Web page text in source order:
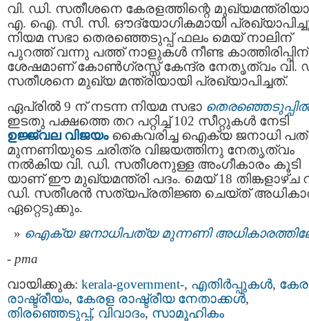
വി. ഡി. സതീശനെ കേരളത്തിന്റെ
എ. ഐ. സി. സി. ഔദ്യോഗികമായി
നിയമ സഭാ തെരഞ്ഞെടുപ്പ് ഫലം മെയ് നാലിന്
പുറത്ത് വന്നു പത്ത് നാളുകൾ നീണ്ട കാത്തിരിപ്പിന്
ശേഷമാണ് കോൺഗ്രസ്സ് കേന്ദ്ര നേതൃത്വം വി.
സതീശനെ മുഖ്യ മന്ത്രിയായി പ്രഖ്യാപിച്ചത്.
ഏപ്രിൽ 9 ന് നടന്ന നിയമ സഭാ
ഇടതു പക്ഷത്തെ തറ പറ്റിച്ച് 102 സീറ്റുകൾ നേടി
ഉജ്ജ്വല വിജയം കൈവരിച്ച ഐക്യ ജനാധി
മുന്നണിയുടെ ചരിത്ര വിജയത്തിനു നേതൃത്വം
നൽകിയ വി. ഡി. സതീശനുള്ള അംഗീകാരം കൂടി
യാണ് ഈ മുഖ്യമന്ത്രി പദം. മെയ് 18 തിങ്കളാഴ്ച
ഡി. സതീശന്‍ സത്യപ്രതിജ്ഞ ചെയ്ത്
ഏറ്റെടുക്കും.
ഐക്യ ജനാധിപത്യ മുന്നണി
- pma
വായിക്കുക: kerala-government-, എതിര്‍പ്പുകള്‍,
രാഷ്ട്രീയം, കേരള രാഷ്ട്രീയ നേതാക്കള്‍,
തിരഞ്ഞെടുപ്പ്, വിവാദം, സാമൂഹികം